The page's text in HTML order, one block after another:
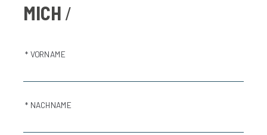
MICH
* VORNAME
* NACHNAME